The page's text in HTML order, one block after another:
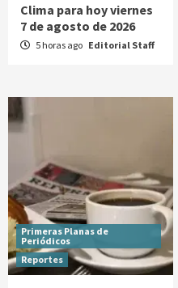
Clima para hoy viernes
7 de agosto de 2026
5 horas ago Editorial Staff
Primeras Planas de
Periódicos
Reportes